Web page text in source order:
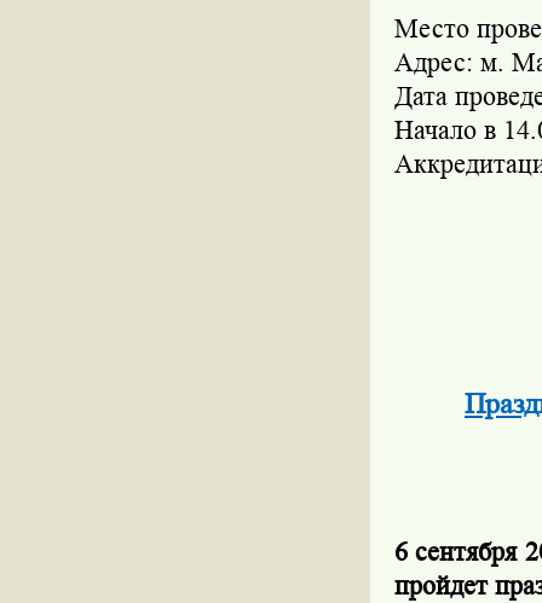
Место
Адрес: м.
Дата
Начало в
6 сентября
пройдет п